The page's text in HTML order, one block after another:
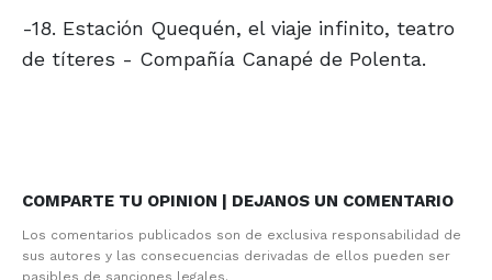
-18. Estación Quequén, el viaje infinito, teatro
de títeres - Compañía Canapé de Polenta.
COMPARTE TU OPINION | DEJANOS UN COMENTARIO
Los comentarios publicados son de exclusiva responsabilidad de
sus autores y las consecuencias derivadas de ellos pueden ser